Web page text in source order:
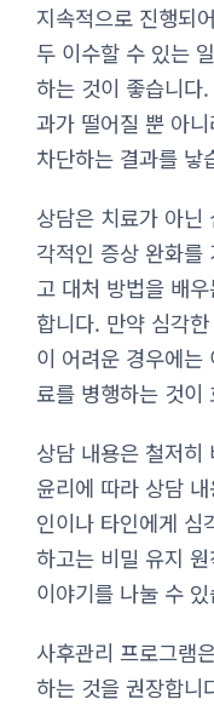
지속적으로 진행되
두 이수할 수 있는
하는 것이 좋습니다
과가 떨어질 뿐 아
차단하는 결과를 낳
상담은 치료가 아닌
각적인 증상 완화를
고 대처 방법을 배
합니다. 만약 심각
이 어려운 경우에는
료를 병행하는 것이
상담 내용은 철저히
윤리에 따라 상담
인이나 타인에게 심
하고는 비밀 유지
이야기를 나눌 수
사후관리 프로그램
하는 것을 권장합니